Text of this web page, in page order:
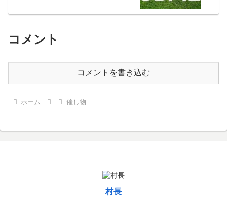
コメント
コメントを書き込む
ホーム 催し物
村長